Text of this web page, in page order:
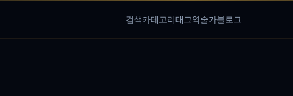
검색카테고리태그역술가블로그